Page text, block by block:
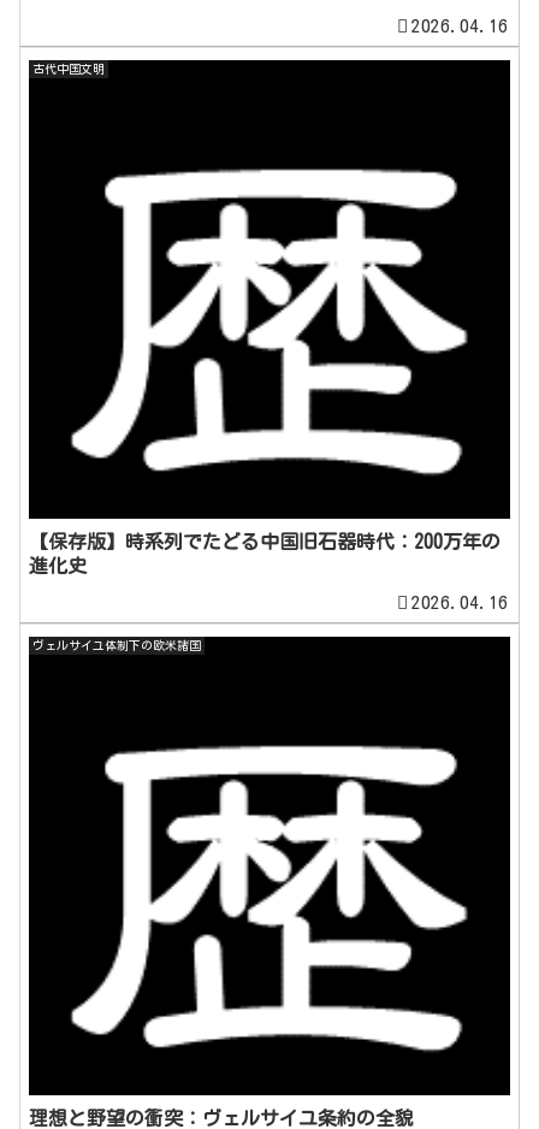
2026.04.16
古代中国文明
【保存版】時系列でたどる中国旧石器時代：200万年の
進化史
2026.04.16
ヴェルサイユ体制下の欧米諸国
理想と野望の衝突：ヴェルサイユ条約の全貌